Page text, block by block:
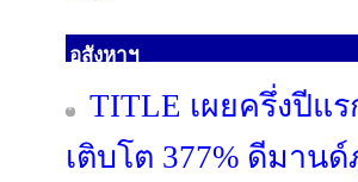
อสังหาฯ
TITLE เผยครึ่งปีแ
เติบโต 377% ดีมาน